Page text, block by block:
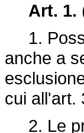
Art. 1.
1.
anche a
cui all'art.
2. Le